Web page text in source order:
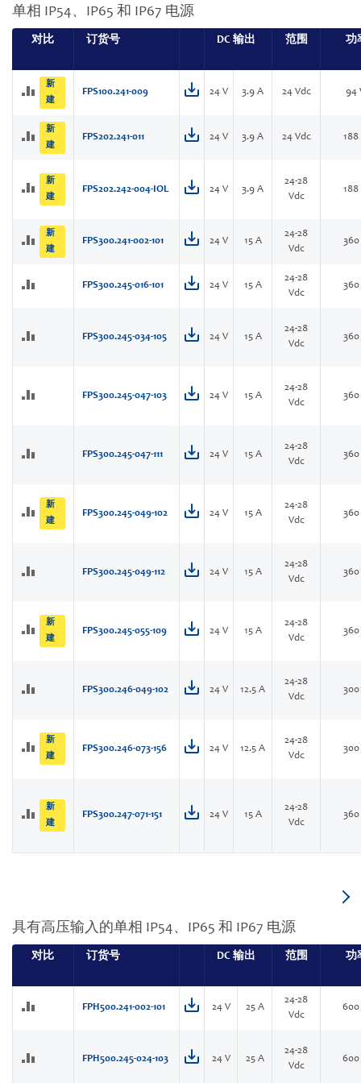
单相 IP54、IP65 和 IP67 电源
对比 订货号 DC 输出 范围 功
新
建
FPS100.241-009 24 V 3.9 A 24 Vdc 94
新
建
FPS202.241-011 24 V 3.9 A 24 Vdc 188
新
建
FPS202.242-004-IOL 24 V 3.9 A
24-28
Vdc
188
新
建
FPS300.241-002-101 24 V 15 A
24-28
Vdc
FPS300.245-016-101 24 V 15 A
24-28
Vdc
FPS300.245-034-105 24 V 15 A
24-28
Vdc
FPS300.245-047-103 24 V 15 A
24-28
Vdc
FPS300.245-047-111 24 V 15 A
24-28
Vdc
新
建
FPS300.245-049-102 24 V 15 A
24-28
Vdc
FPS300.245-049-112 24 V 15 A
24-28
Vdc
新
建
FPS300.245-055-109 24 V 15 A
24-28
Vdc
FPS300.246-049-102 24 V 12.5 A
24-28
Vdc
新
建
FPS300.246-073-156 24 V 12.5 A
24-28
Vdc
新
建
FPS300.247-071-151 24 V 15 A
24-28
Vdc
具有高压输入的单相 IP54、IP65 和 IP67 电源
对比 订货号 DC 输出 范围 功
FPH500.241-002-101 24 V 25 A
24-28
Vdc
600
FPH500.245-024-103 24 V 25 A
24-28
Vdc
600